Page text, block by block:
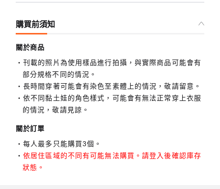
購買前須知
關於商品
刊載的照片為使用樣品進行拍攝，與實際商品可能會有
部分規格不同的情況。
長時間穿著可能會有染色至素體上的情況，敬請留意。
依不同黏土娃的角色樣式，可能會有無法正常穿上衣服
的情況，敬請見諒。
關於訂單
每人最多只能購買3個。
依居住區域的不同有可能無法購買。請登入後確認庫存
狀態。